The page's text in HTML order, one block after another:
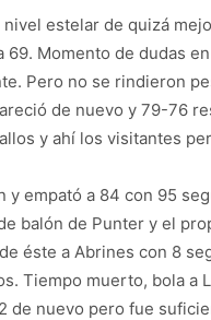
estelar de quizá
Momento de dudas
Pero no se rindieron
de nuevo y 79-76
y ahí los visitantes
y empató a 84 con 95
balón de Punter y el
éste a Abrines con 8
Tiempo muerto, bola a
de nuevo pero fue